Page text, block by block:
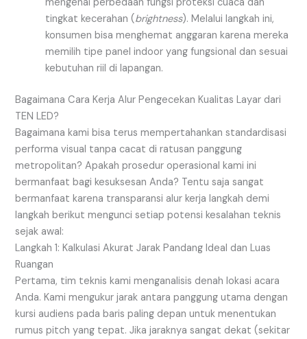
mengenai perbedaan fungsi proteksi cuaca dan
tingkat kecerahan (brightness). Melalui langkah ini,
konsumen bisa menghemat anggaran karena mereka
memilih tipe panel indoor yang fungsional dan sesuai
kebutuhan riil di lapangan.
Bagaimana Cara Kerja Alur Pengecekan Kualitas Layar dari
TEN LED?
Bagaimana kami bisa terus mempertahankan standardisasi
performa visual tanpa cacat di ratusan panggung
metropolitan? Apakah prosedur operasional kami ini
bermanfaat bagi kesuksesan Anda? Tentu saja sangat
bermanfaat karena transparansi alur kerja langkah demi
langkah berikut mengunci setiap potensi kesalahan teknis
sejak awal:
Langkah 1: Kalkulasi Akurat Jarak Pandang Ideal dan Luas
Ruangan
Pertama, tim teknis kami menganalisis denah lokasi acara
Anda. Kami mengukur jarak antara panggung utama dengan
kursi audiens pada baris paling depan untuk menentukan
rumus pitch yang tepat. Jika jaraknya sangat dekat (sekitar